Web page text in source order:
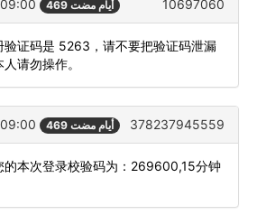
469 أيام مضت 10697060
验证码是 5263，请不要把验证码泄漏
请勿操作。
469 أيام مضت 378237945559
的本次登录校验码为：269600,15分钟